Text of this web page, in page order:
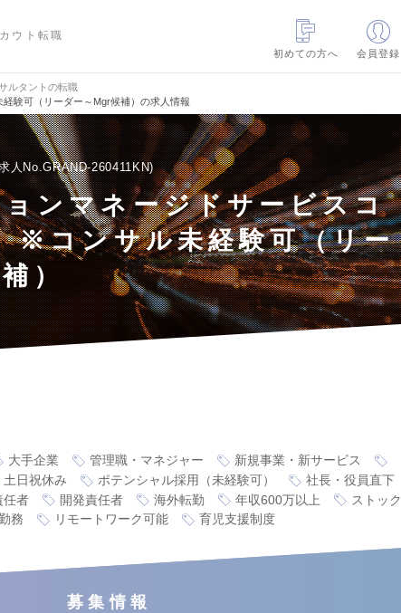
ウト転職
初めての方へ
会員登録
ルタントの転職
験可（リーダー～Mgr候補）の求人情報
人No.GRAND-260411KN
ンマネージドサービスコ
※コンサル未経験可（リー
）
大手企業 管理職・マネジャー
新規事業・新サービス
土日祝休み ポテンシャル採用（未経験可）
社長・役員直下
任者 開発責任者 海外転勤 年収600万以上
ストック
務 リモートワーク可能 育児支援制度
募集情報